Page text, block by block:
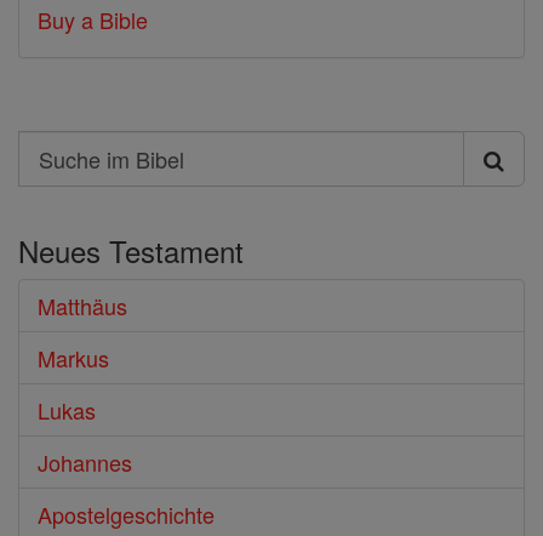
Buy a Bible
Search
Suche
Bibel
Neues Testament
Matthäus
Markus
Lukas
Johannes
Apostelgeschichte